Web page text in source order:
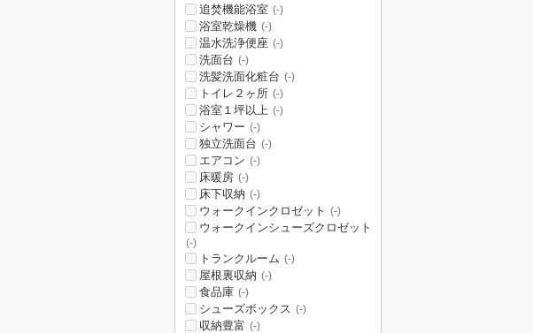
追焚機能浴室 (-)
浴室乾燥機 (-)
温水洗浄便座 (-)
洗面台 (-)
洗髪洗面化粧台 (-)
トイレ２ヶ所 (-)
浴室１坪以上 (-)
シャワー (-)
独立洗面台 (-)
エアコン (-)
床暖房 (-)
床下収納 (-)
ウォークインクロゼット (-)
ウォークインシューズクロゼット
(-)
トランクルーム (-)
屋根裏収納 (-)
食品庫 (-)
シューズボックス (-)
収納豊富 (-)